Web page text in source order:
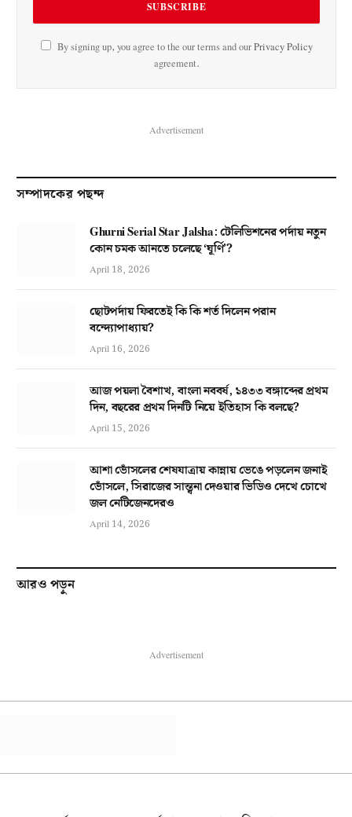
By signing up, you agree to the our terms and ourPrivacy Policy
agreement.
Advertisement
সম্পাদকের পছন্দ
Ghurni Serial Star Jalsha: টেলিভিশনের পর্দায় নতুন
কোন চমক আনতে চলেছে ‘ঘূর্ণি’?
April 18, 2026
ছোটপর্দায় ফিরতেই কি কি শর্ত দিলেন পরান
বন্দ্যোপাধ্যায়?
April 16, 2026
আজ পয়লা বৈশাখ, বাংলা নববর্ষ, ১৪৩৩ বঙ্গাব্দের প্রথম
দিন, বছরের প্রথম দিনটি নিয়ে ইতিহাস কি বলছে?
April 15, 2026
আশা ভোঁসলের শেষযাত্রায় কান্নায় ভেঙে পড়লেন জনাই
ভোঁসলে, সিরাজের সান্ত্বনা দেওয়ার ভিডিও দেখে চোখে
জল নেটিজেনদেরও
April 14, 2026
আরও পড়ুন
Advertisement